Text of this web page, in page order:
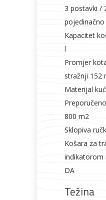
3 postavki /
pojedinačno
Kapacitet
l
Promjer
stražnji 152
Materijal
800 m2
Sklopiva
Košara za
indikatorom
DA
Težina